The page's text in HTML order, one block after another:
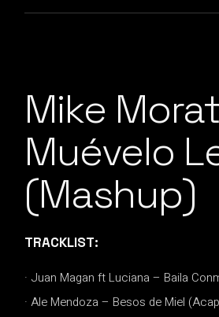
Mike
Muévelo
(Mashup)
TRACKLIST:
· Juan Magan ft Luciana – Baila
· Ale Mendoza – Besos de Miel